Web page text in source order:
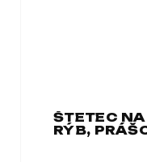
ŠTETEC
RÝB,